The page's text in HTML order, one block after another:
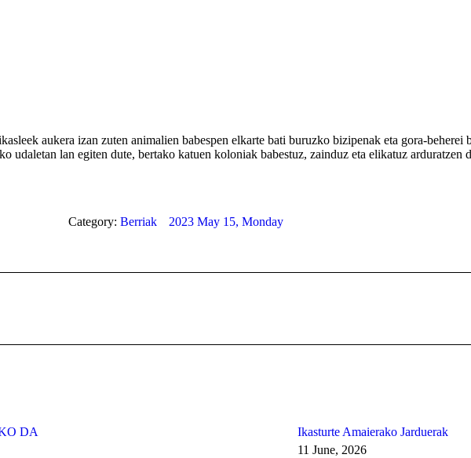
aukera izan zuten animalien babespen elkarte bati buruzko bizipenak eta gora-beherei
udaletan lan egiten dute, bertako katuen koloniak babestuz, zainduz eta elikatuz arduratzen
Category: Berriak 2023 May 15, Monday
DA
Ikasturte Amaierako Jarduerak
11 June, 2026